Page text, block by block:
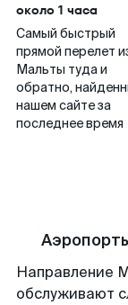
около 1 часа
Самый быстрый
прямой перелет
Мальты туда и
обратно,
нашем сайте за
последнее время
Направление
обслуживают